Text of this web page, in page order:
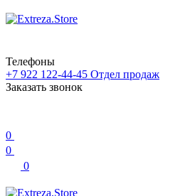
Телефоны
+7 922 122-44-45 Отдел продаж
Заказать звонок
0
0
0